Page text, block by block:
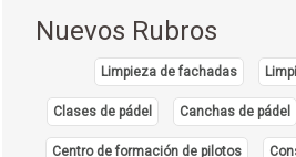
Plaza de Comidas
Restaurantes: Comida Criolla
Restaurantes: Comida Internacional
Nuevos Rubros
Limpieza de fachadas
Clases de pádel Canchas de pádel
Centro de formación de pilotos